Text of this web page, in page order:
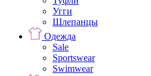
Угги
Шлепанцы
Одежда
Sale
Sportswear
Swimwear